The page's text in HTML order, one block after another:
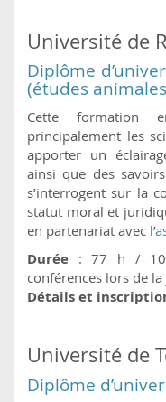
Université de
Diplôme
(études
Cette formation
principalement les
apporter un
ainsi que des
s’interrogent sur la
statut moral et
en partenariat avec l’
Durée : 77 h / 10
conférences lors de la
Détails et
Université de
Diplôme